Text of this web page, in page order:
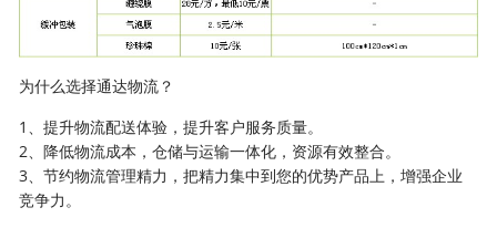
为什么选择通达物流？
1、提升物流配送体验，提升客户服务质量。
2、降低物流成本，仓储与运输一体化，资源有效整合。
3、节约物流管理精力，把精力集中到您的优势产品上，增强企业
竞争力。